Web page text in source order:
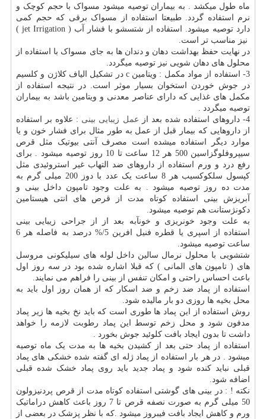
ماه طول میکشد . به بیماران توصیه میشود مسواک با حجم کوچک و
نرم استفاده گردد. طبیعتا استفاده از مسواک برقی که حجم کمی
دارد توصیه میشود. استفاده از شتسشو با فشار آب ( jet Irrigation
)
نیز مناسب تر است.
در نهایت حفظ بهداشت دهان و دندان ها به جای مسواک با استفاده از
محلول های دهان شویی نیز توصیه میگردد.
3- استفاده از مواد مکمل : ویتامین
c در تشکیل الیاف کلاژن و کلسیم
در جوش خوردن استخوان بسیار موثر است. در نتیجه استفاده از
مکمل های غذایی که دارای عناصر معدنی و ویتامین باشد به بیماران
توصیه میگردد .
4- داروهای استفاده شده بعد از
عمل زیبایی بینی : علاوه بر استفاده
از داروهایی که بیمار قبل از عمل به طور مثال برای فشار خون و یا
موارد دیگر استفاده میشده است مصرف آنتی بیوتیک مثل قرص
سیپروفلوگزاسین 500 هر 12 ساعت تا 10 روز توصیه میشود . برای
رفع درد و ورم استفاده از داروهای ضد التهاب غیر استروئیدی مثل
کپسول سلکوکسیب هر 8 ساعت یک عدد با دوز 200 میلی گرم به
مدت ده روز توصیه میشود . به علت وجود تامپون داخل بینی و
آبریزش بینی استفاده کوتاه مدت از قرص های انتی هیستامین
دکونژستانت هم توصیه میشود.
به علت وجود خونریزی و خونآبه بعد از از جراحی زیبایی بینی
استفاده از اسپری یا قطره فنیل افرین%/5
درصد به فاصله هر 6
ساعت توصیه میشود.
شتشویی با محلول نرمال سالین داخل لوله های سیلیکونی مروسل
های ( تامپون های المانی ) که قبلا اشاره شده بود در سه روز اول
باعث احساس راحتی و امکان تنفس از بینی را فراهم می نمایند.
استفاده از پماد ضد زخم و ضد اسکار که از همان روز اول باید به
محل بخیه ها روزی دو بار مالیده شود.
روش استفاده از این پماد ها طوری است که باید نخ بخیه ها زیر پماد
مدفون شود و محل زخم توسط این پماد رطوبت لازمه را خواهد
داشت تا بدون ایجاد بافت کلوئید جوش بخورد .
استفاده از پماد حتی بعد از کشیدن بخیه ها به مدت یک ماه توصیه
میشود . در هر بار استفاده از پماد ژله ای گفته شده خشکی های پماد
قبلی نباید کنده شود و پماد جدید باید روی پماد خشک شده قبلی
اضافه شود.
نکته ! : در بینی های گوشتی استفاده کوتاه مدت از قرص پردنیزولون
50 میلی گرم به صورت نصفه قرص تا 7 روز باعث کاهش دراماتیک
ورم و کاهش ایجاد بافت فیبروز میشود .که با نظر پزشک در بعضی از